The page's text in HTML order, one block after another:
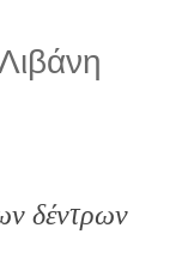
δέντρων